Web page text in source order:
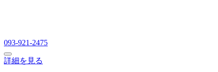
093-921-2475
詳細を見る